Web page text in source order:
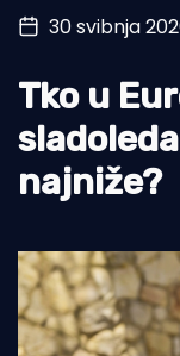
Turizam i nautika
Pomorstvo
Ribolov
Ekologija
30 svibnja
Tko u
najniže?